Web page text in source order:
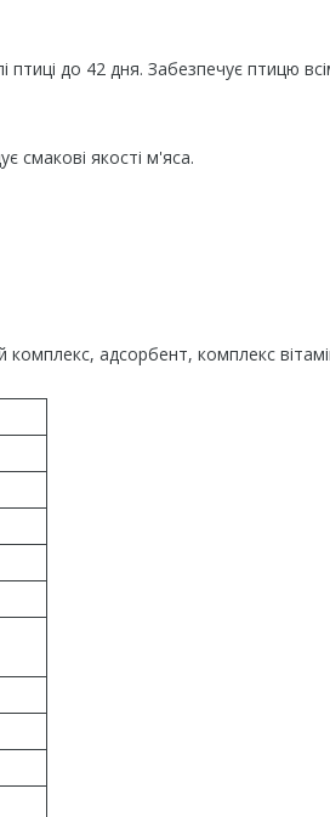
птиці до 42 дня. Забезпечує птицю
смакові якості м'яса.
адсорбент, комплекс